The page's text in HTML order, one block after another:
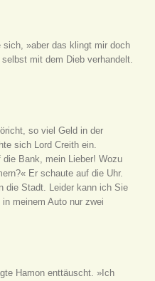
»aber das klingt mir doch
mit dem Dieb verhandelt.
so viel Geld in der
sich Lord Creith ein.
Bank, mein Lieber! Wozu
Er schaute auf die Uhr.
die Stadt. Leider kann ich Sie
meinem Auto nur zwei
Hamon enttäuscht. »Ich